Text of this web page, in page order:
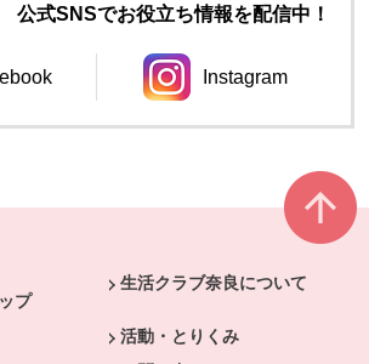
式SNSでお役立ち情報を配信中！
ウィンドウで開きます。
Instagram
別のウィンドウ
プ
生活クラブ奈良について
活動・とりくみ